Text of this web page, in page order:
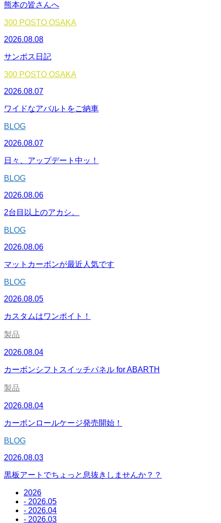
熊本の皆さんへ
300 POSTO OSAKA
2026.08.08
サンポス日記
300 POSTO OSAKA
2026.08.07
ワイドなアバルトをご納車
BLOG
2026.08.07
日々、アップデート中ッ！
BLOG
2026.08.06
2台目以上のアカシ。
BLOG
2026.08.06
マットカーボンが最近人気です
BLOG
2026.08.05
カスタムはワンポイト！
製品
2026.08.04
カーボンシフトスイッチパネル for ABARTH
製品
2026.08.04
カーボンロールケージ発売開始！
BLOG
2026.08.03
黒板アートでちょっと息抜きしませんか？？
2026
- 2026.05
- 2026.04
- 2026.03